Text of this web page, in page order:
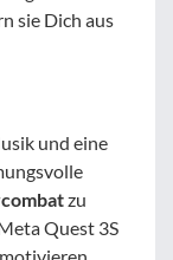
sie Dich aus
und eine
zu
Quest 3S